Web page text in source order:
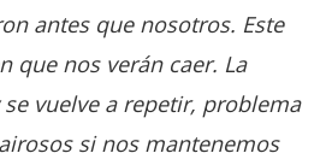
antes que nosotros. Este
que nos verán caer. La
vuelve a repetir, problema
si nos mantenemos